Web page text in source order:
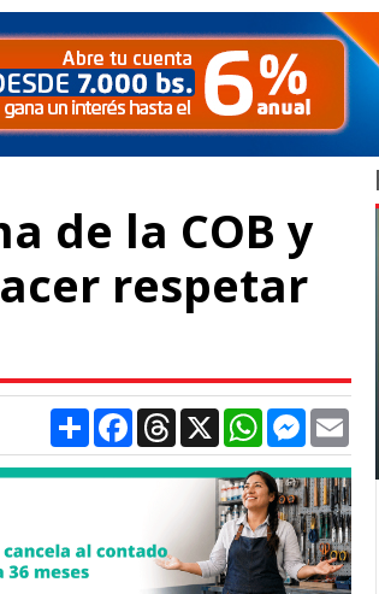
de la COB y
respetar
CompartirFacebookThreads
X WhatsAppMessenger